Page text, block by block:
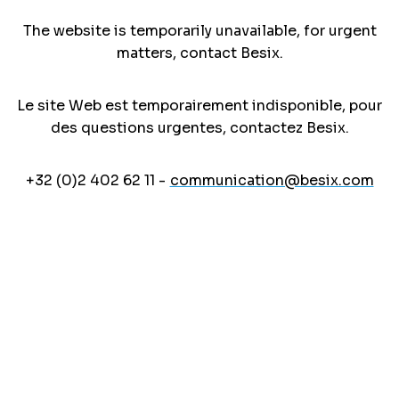
The website is temporarily unavailable, for urgent
matters, contact Besix.
Le site Web est temporairement indisponible, pour
des questions urgentes, contactez Besix.
+32 (0)2 402 62 11 - communication@besix.com